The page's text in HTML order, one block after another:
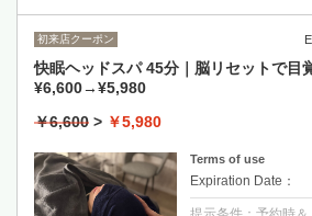
初来店クーポン
快眠ヘッドスパ 45分｜脳リセットで目
¥6,600→¥5,980
￥6,600 > ￥5,980
Terms of use
Expiration Date：